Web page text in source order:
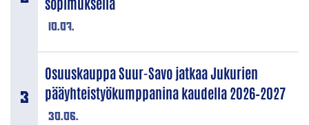
10.07.
30.06.
Osuuskauppa Suur-Savo jatkaa Jukurien
pääyhteistyökumppanina kaudella 2026–2027